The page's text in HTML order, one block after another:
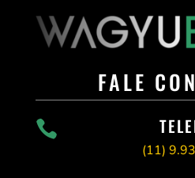
FALE

(11)